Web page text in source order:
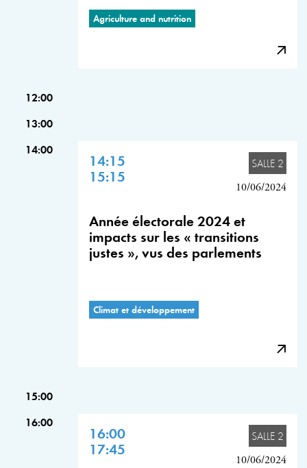
Agriculture and nutrition
12:00
13:00
14:00
14:15
15:15
SALLE 2
10/06/2024
Année électorale 2024 et
impacts sur les « transitions
justes », vus des parlements
Climat et développement
15:00
16:00
16:00
17:45
SALLE 2
10/06/2024